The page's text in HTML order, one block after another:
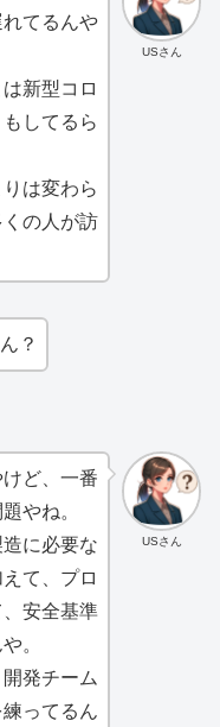
USさん
てるんや
新型コロ
してるら
は変わら
の人が訪
？
USさん
ど、一番
やね。
に必要な
て、プロ
安全基準
。
発チーム
ってるん